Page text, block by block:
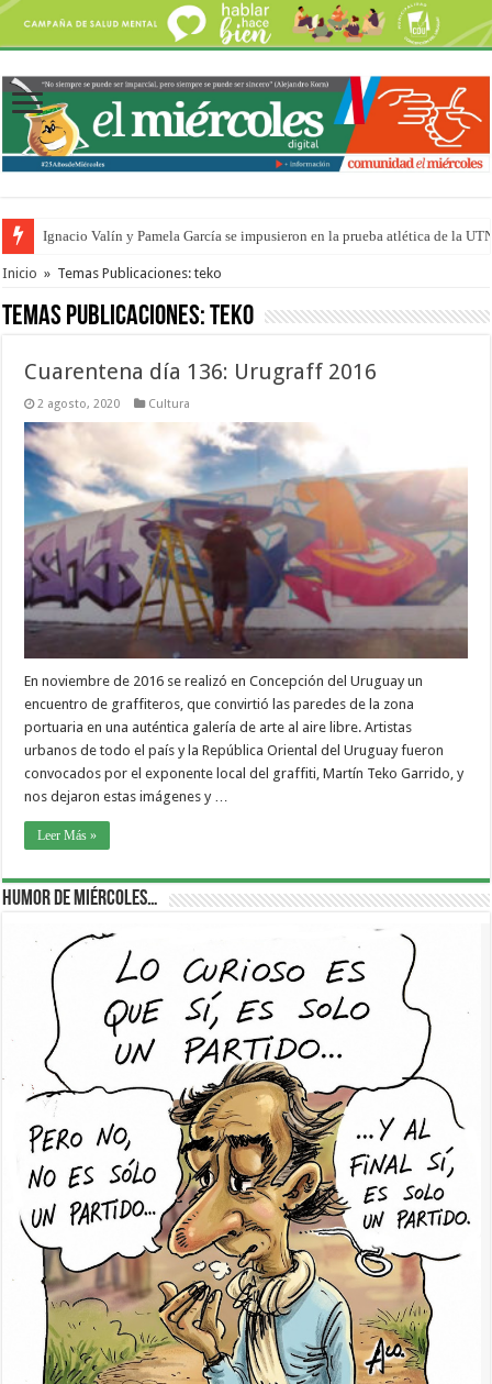
Ignacio Valín y Pamela García se impusieron en la prueba atlética de la
Traigo el litoral en mi canción: 100 años de Aníbal Sampayo
Inicio » Temas Publicaciones: teko
Temas Publicaciones:teko
Cuarentena día 136: Urugraff 2016
2 agosto, 2020 Cultura
En noviembre de 2016 se realizó en Concepción del Uruguay un
encuentro de graffiteros, que convirtió las paredes de la zona
portuaria en una auténtica galería de arte al aire libre. Artistas
urbanos de todo el país y la República Oriental del Uruguay fueron
convocados por el exponente local del graffiti, Martín Teko Garrido, y
nos dejaron estas imágenes y …
Leer Más »
Humor de Miércoles…